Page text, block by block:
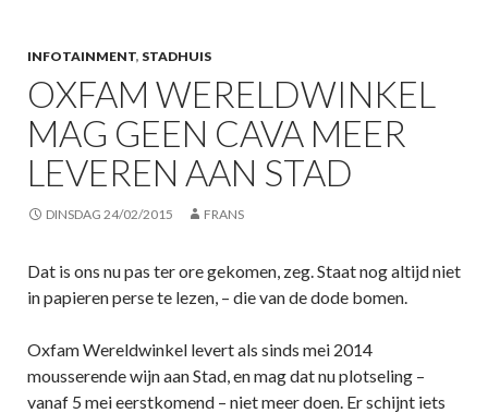
INFOTAINMENT, STADHUIS
OXFAM WERELDWINKEL
MAG GEEN CAVA MEER
LEVEREN AAN STAD
DINSDAG 24/02/2015 FRANS
Dat is ons nu pas ter ore gekomen, zeg. Staat nog altijd niet
in papieren perse te lezen, – die van de dode bomen.
Oxfam Wereldwinkel levert als sinds mei 2014
mousserende wijn aan Stad, en mag dat nu plotseling –
vanaf 5 mei eerstkomend – niet meer doen. Er schijnt iets